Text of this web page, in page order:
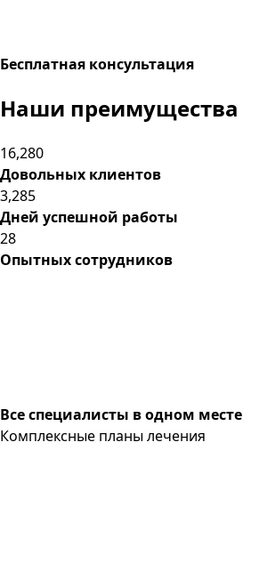
Бесплатная консультация
Наши преимущества
16,280
Довольных клиентов
3,285
Дней успешной работы
28
Опытных сотрудников
Все специалисты в одном месте
Комплексные планы лечения